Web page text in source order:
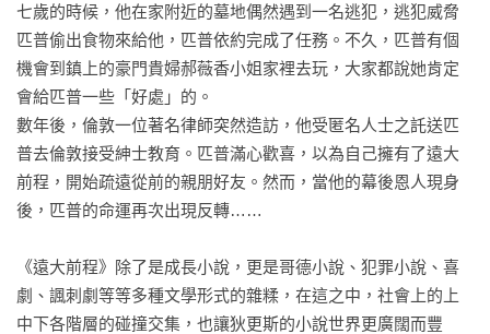
七歲的時候，他在家附近的墓地偶然遇到一名逃犯，逃犯威脅
匹普偷出食物來給他，匹普依約完成了任務。不久，匹普有個
機會到鎮上的豪門貴婦郝薇香小姐家裡去玩，大家都說她肯定
會給匹普一些「好處」的。
數年後，倫敦一位著名律師突然造訪，他受匿名人士之託送匹
普去倫敦接受紳士教育。匹普滿心歡喜，以為自己擁有了遠大
前程，開始疏遠從前的親朋好友。然而，當他的幕後恩人現身
後，匹普的命運再次出現反轉……
《遠大前程》除了是成長小說，更是哥德小說、犯罪小說、喜
劇、諷刺劇等等多種文學形式的雜糅，在這之中，社會上的上
中下各階層的碰撞交集，也讓狄更斯的小說世界更廣闊而豐